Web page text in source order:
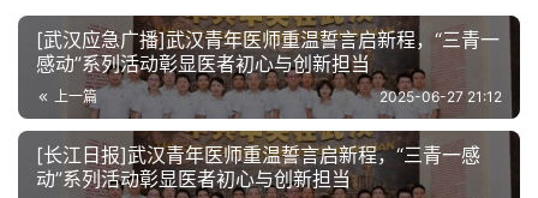
[武汉应急广播]武汉青年医师重温誓言启新程，“三青一
感动”系列活动彰显医者初心与创新担当
上一篇 2025-06-27 21:12
[长江日报]武汉青年医师重温誓言启新程，“三青一感
动”系列活动彰显医者初心与创新担当